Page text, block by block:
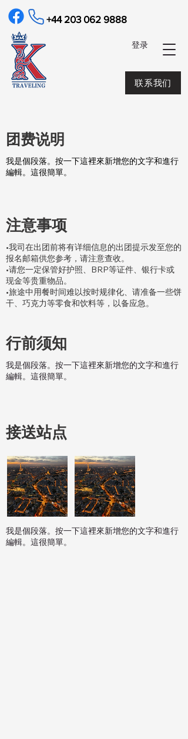
+44 203 062 9888
​登录
联系我们
​团费说明
我是個段落。按一下這裡來新增您的文字和進行
編輯。這很簡單。
注意事项
•我司在出团前将有详细信息的出团提示发至您的
报名邮箱供您参考，请注意查收。
•请您一定保管好护照、BRP等证件、银行卡或
现金等贵重物品。
•旅途中用餐时间难以按时规律化、请准备一些饼
干、巧克力等零食和饮料等，以备应急。
行前须知
我是個段落。按一下這裡來新增您的文字和進行
編輯。這很簡單。
接送站点
我是個段落。按一下這裡來新增您的文字和進行
編輯。這很簡單。